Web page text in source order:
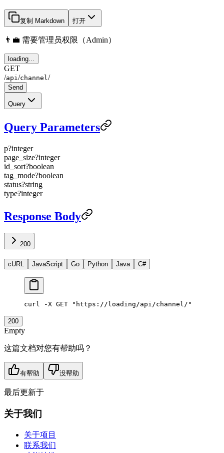
复制 Markdown 打开
👨‍💼 需要管理员权限（Admin）
loading...
GET
/api /channel /
Send
Query
Query Parameters
p?integer
page_size?integer
id_sort?boolean
tag_mode?boolean
status?string
type?integer
Response Body
200
cURL JavaScript Go Python Java C#
curl -X GET "https://loading/api/channel/"
200
Empty
这篇文档对您有帮助吗？
有帮助 没帮助
最后更新于
关于我们
关于项目
联系我们